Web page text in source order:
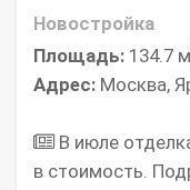
Новостройка
Площадь: 134.7 м
Адрес: Москва,
В июле
в стоимость.